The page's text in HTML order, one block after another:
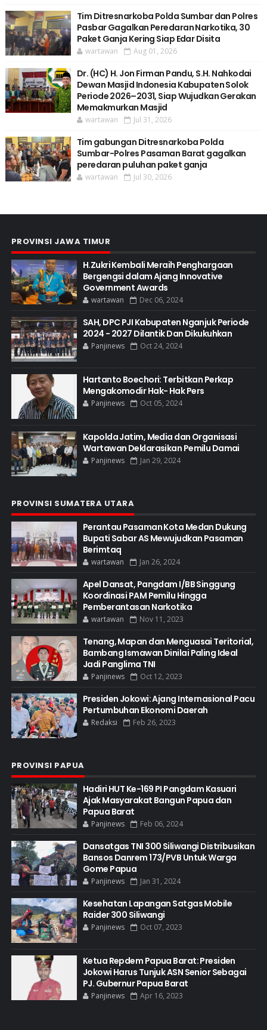
Tim Ditresnarkoba Polda Sumbar dan Polres
Pasbar Gagalkan Peredaran Narkotika, 30
Paket Ganja Kering Siap Edar Disita
wartawan Aug 01, 2026
Dr. (HC) H. Jon Firman Pandu, S.H. Nahkodai
Dewan Masjid Indonesia Kabupaten Solok
Periode 2026–2031, Siap Wujudkan Gerakan
Memakmurkan Masjid
wartawan Jul 31, 2026
Tim gabungan Ditresnarkoba Polda
Sumbar-Polres Pasaman Barat gagalkan
peredaran puluhan paket ganja
wartawan Jul 30, 2026
PROVINSI JAWA TIMUR
H.Zukri Kembali Meraih Penghargaan
Bergengsi dalam Ajang Innovative
Government Awards
wartawan Dec 06, 2024
SAH, DPC PJI Kabupaten Nganjuk Periode
2024 - 2027 Dilantik Dan Dikukuhkan
Panjinews Oct 24, 2024
Hartanto Boechori: Terbitkan Perkap
Mengakomodir Hak- Hak Pers
Panjinews Oct 05, 2024
Kapolda Jatim, Media dan Organisasi
Wartawan Deklarasikan Pemilu Damai
Panjinews Jan 29, 2024
PROVINSI SUMATERA UTARA
Perantau Pasaman Kota Medan Dukung
Bupati Sabar AS Mewujudkan Pasaman
Berimtaq
wartawan Jan 26, 2024
Apel Dansat, Pangdam I/BB Singgung
Koordinasi PAM Pemilu Hingga
Pemberantasan Narkotika
wartawan Nov 11, 2023
Tenang, Mapan dan Menguasai Teritorial,
Bambang Ismawan Dinilai Paling Ideal
Jadi Panglima TNI
Panjinews Oct 12, 2023
Presiden Jokowi: Ajang Internasional Pacu
Pertumbuhan Ekonomi Daerah
Redaksi Feb 26, 2023
PROVINSI PAPUA
Hadiri HUT Ke-169 PI Pangdam Kasuari
Ajak Masyarakat Bangun Papua dan
Papua Barat
Panjinews Feb 06, 2024
Dansatgas TNI 300 Siliwangi Distribusikan
Bansos Danrem 173/PVB Untuk Warga
Gome Papua
Panjinews Jan 31, 2024
Kesehatan Lapangan Satgas Mobile
Raider 300 Siliwangi
Panjinews Oct 07, 2023
Ketua Repdem Papua Barat: Presiden
Jokowi Harus Tunjuk ASN Senior Sebagai
PJ. Gubernur Papua Barat
Panjinews Apr 16, 2023